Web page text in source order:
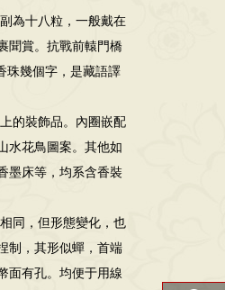
為十八粒，一般戴在
聞賞。抗戰前轅門橋
珠幾個字，是藏語譯
的裝飾品。內圈嵌配
水花鳥圖案。其他如
墨床等，均系含香裝
同，但形態變化，也
制，其形似蟬，首端
面有孔。均便于用線